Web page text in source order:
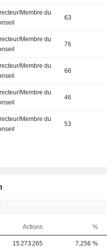
Membre du
63
Membre du
76
Membre du
66
Membre du
46
Membre du
53
Actions %
15 273 265 7,256 %